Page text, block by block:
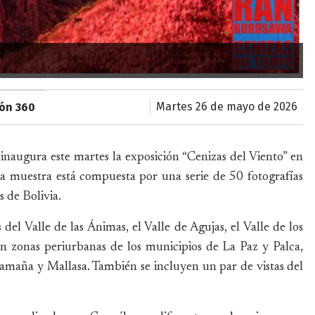
360 martes 26 de mayo de 2026
este martes la exposición “Cenizas del Viento” en
está compuesta por una serie de 50 fotografías
de Bolivia.
Valle de las Ánimas, el Valle de Agujas, el Valle de los
zonas periurbanas de los municipios de La Paz y Palca,
y Mallasa. También se incluyen un par de vistas del